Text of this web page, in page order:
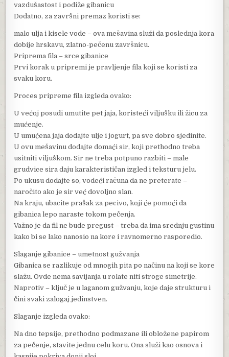
vazdušastost i podiže gibanicu
Dodatno, za završni premaz koristi se:
malo ulja i kisele vode – ova mešavina služi da poslednja kora
dobije hrskavu, zlatno-pečenu završnicu.
Priprema fila – srce gibanice
Prvi korak u pripremi je pravljenje fila koji se koristi za
svaku koru.
Proces pripreme fila izgleda ovako:
U većoj posudi umutite pet jaja, koristeći viljušku ili žicu za
mućenje.
U umućena jaja dodajte ulje i jogurt, pa sve dobro sjedinite.
U ovu mešavinu dodajte domaći sir, koji prethodno treba
usitniti viljuškom. Sir ne treba potpuno razbiti – male
grudvice sira daju karakterističan izgled i teksturu jelu.
Po ukusu dodajte so, vodeći računa da ne preterate –
naročito ako je sir već dovoljno slan.
Na kraju, ubacite prašak za pecivo, koji će pomoći da
gibanica lepo naraste tokom pečenja.
Važno je da fil ne bude pregust – treba da ima srednju gustinu
kako bi se lako nanosio na kore i ravnomerno rasporedio.
Slaganje gibanice – umetnost gužvanja
Gibanica se razlikuje od mnogih pita po načinu na koji se kore
slažu. Ovde nema savijanja u rolate niti stroge simetrije.
Naprotiv – ključ je u laganom gužvanju, koje daje strukturu i
čini svaki zalogaj jedinstven.
Slaganje izgleda ovako:
Na dno tepsije, prethodno podmazane ili obložene papirom
za pečenje, stavite jednu celu koru. Ona služi kao osnova i